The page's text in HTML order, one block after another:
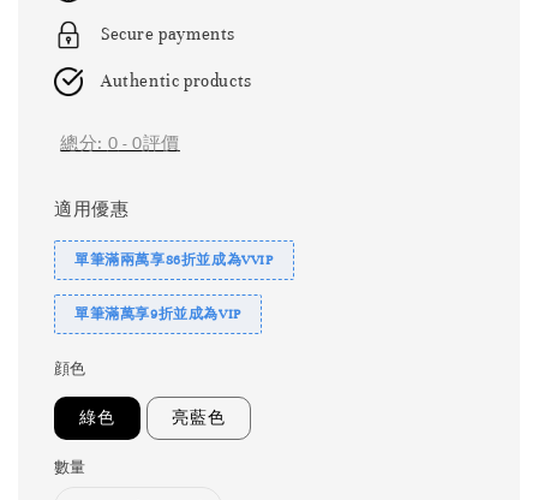
Secure payments
Authentic products
總分: 0 - 0評價
適用優惠
單筆滿兩萬享86折並成為VVIP
單筆滿萬享9折並成為VIP
顔色
綠色 亮藍色
數量